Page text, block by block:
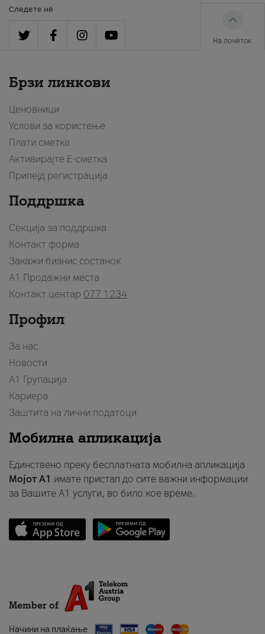
Следете нè
На почеток
Брзи линкови
Ценовници
Услови за користење
Плати сметка
Активирајте Е-сметка
Припејд регистрација
Поддршка
Секција за поддршка
Контакт форма
Закажи бизнис состанок
A1 Продажни места
Контакт центар 077 1234
Профил
За нас
Новости
А1 Групација
Кариера
Заштита на лични податоци
Мобилна апликација
Единствено преку бесплатната мобилна апликација
Мојот A1 имате пристап до сите важни информации
за Вашите A1 услуги, во било кое време.
Member of
Начини на плаќање